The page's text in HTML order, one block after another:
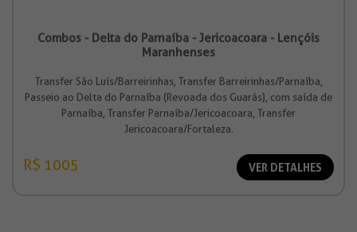
Combos - Delta do Parnaíba - Jericoacoara - Lençóis
Maranhenses
Transfer São Luís/Barreirinhas, Transfer Barreirinhas/Parnaíba,
Passeio ao Delta do Parnaíba (Revoada dos Guarás), com saída de
Parnaíba, Transfer Parnaíba/Jericoacoara, Transfer
Jericoacoara/Fortaleza.
R$ 1005 VER DETALHES